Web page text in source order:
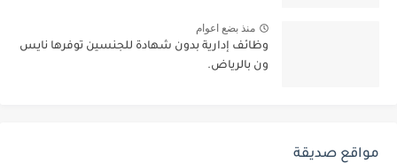
منذ بضع اعوام
وظائف إدارية بدون شهادة للجنسين توفرها نايس
ون بالرياض.
مواقع صديقة